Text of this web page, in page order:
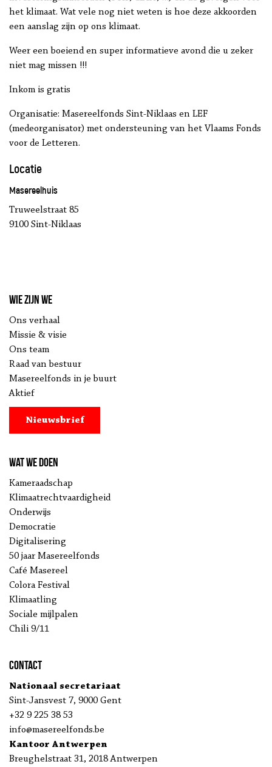
het klimaat. Wat vele nog niet weten is hoe deze akkoorden
een aanslag zijn op ons klimaat.
Weer een boeiend en super informatieve avond die u zeker
niet mag missen !!!
Inkom is gratis
Organisatie: Masereelfonds Sint-Niklaas en LEF
(medeorganisator) met ondersteuning van het Vlaams Fonds
voor de Letteren.
Locatie
Masereelhuis
Truweelstraat 85
9100 Sint-Niklaas
Wie zijn we
Ons verhaal
Missie & visie
Ons team
Raad van bestuur
Masereelfonds in je buurt
Aktief
Nieuwsbrief
Wat we doen
Kameraadschap
Klimaatrechtvaardigheid
Onderwijs
Democratie
Digitalisering
50 jaar Masereelfonds
Café Masereel
Colora Festival
Klimaatling
Sociale mijlpalen
Chili 9/11
Contact
Nationaal secretariaat
Sint-Jansvest 7, 9000 Gent
+32 9 225 38 53
info@masereelfonds.be
Kantoor Antwerpen
Breughelstraat 31, 2018 Antwerpen